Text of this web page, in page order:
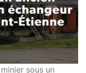
sous un